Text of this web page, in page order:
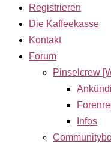
Registrieren
Die Kaffeekasse
Kontakt
Forum
Pinselcrew
Infos